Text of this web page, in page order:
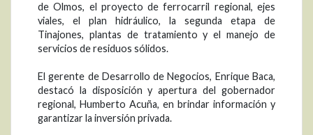
de Olmos, el proyecto de ferrocarril regional, ejes
viales, el plan hidráulico, la segunda etapa de
Tinajones, plantas de tratamiento y el manejo de
servicios de residuos sólidos.
El gerente de Desarrollo de Negocios, Enrique Baca,
destacó la disposición y apertura del gobernador
regional, Humberto Acuña, en brindar información y
garantizar la inversión privada.